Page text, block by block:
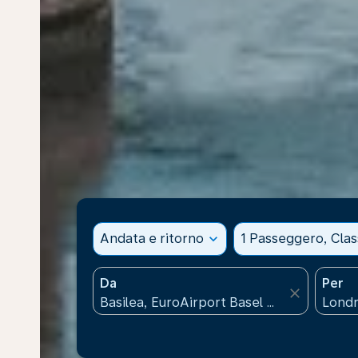
Andata e ritorno expand_more 1 Passeggero,
Da
close
Per